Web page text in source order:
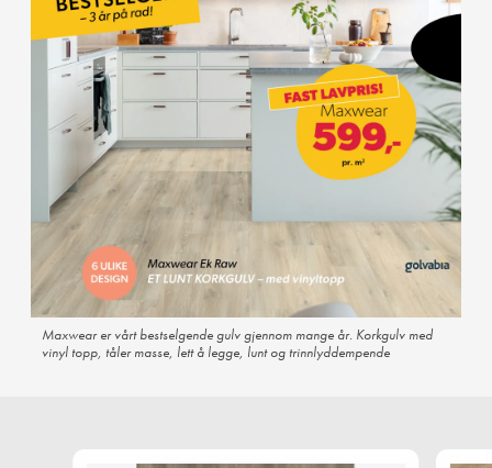
Maxwear er vårt bestselgende gulv gjennom mange år. Korkgulv med
vinyl topp, tåler masse, lett å legge, lunt og trinnlyddempende